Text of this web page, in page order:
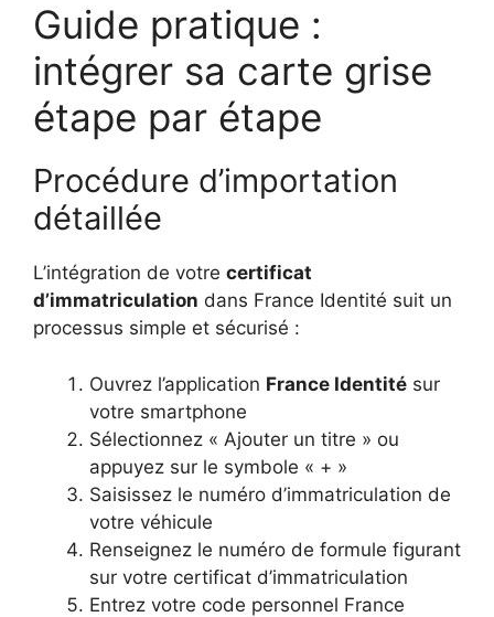
Guide pratique :
intégrer sa carte grise
étape par étape
Procédure d’importation
détaillée
L’intégration de votre certificat
d’immatriculation dans France Identité suit un
processus simple et sécurisé :
Ouvrez l’application France Identité sur
votre smartphone
Sélectionnez « Ajouter un titre » ou
appuyez sur le symbole « + »
Saisissez le numéro d’immatriculation de
votre véhicule
Renseignez le numéro de formule figurant
sur votre certificat d’immatriculation
Entrez votre code personnel France